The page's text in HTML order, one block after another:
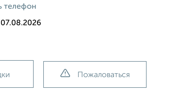
телефон
Пожаловаться